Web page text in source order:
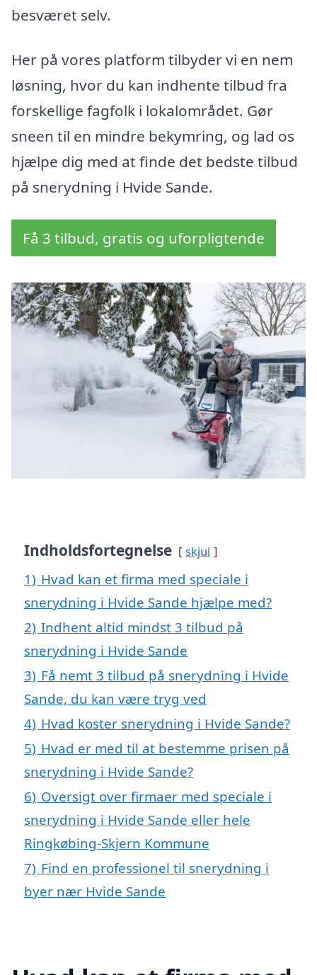
besværet selv.
Her på vores platform tilbyder vi en nem
løsning, hvor du kan indhente tilbud fra
forskellige fagfolk i lokalområdet. Gør
sneen til en mindre bekymring, og lad os
hjælpe dig med at finde det bedste tilbud
på snerydning i Hvide Sande.
Få 3 tilbud, gratis og uforpligtende
Indholdsfortegnelse skjul
1) Hvad kan et firma med speciale i
snerydning i Hvide Sande hjælpe med?
2) Indhent altid mindst 3 tilbud på
snerydning i Hvide Sande
3) Få nemt 3 tilbud på snerydning i Hvide
Sande, du kan være tryg ved
4) Hvad koster snerydning i Hvide Sande?
5) Hvad er med til at bestemme prisen på
snerydning i Hvide Sande?
6) Oversigt over firmaer med speciale i
snerydning i Hvide Sande eller hele
Ringkøbing-Skjern Kommune
7) Find en professionel til snerydning i
byer nær Hvide Sande